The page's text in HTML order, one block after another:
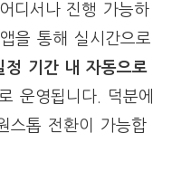
디서나 진행 가능하
을 통해 실시간으로
정 기간 내 자동으로
운영됩니다. 덕분에
스톱 전환이 가능합